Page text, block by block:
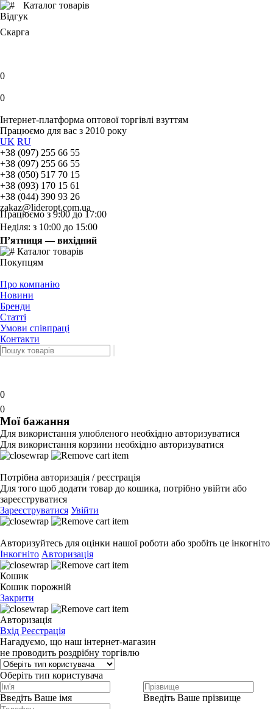
Каталог товарів
Відгук
Скарга
0
0
Інтернет-платформа оптової торгівлі взуттям
Працюємо для вас з 2010 року
UK RU
+38 (097) 255 66 55
+38 (097) 255 66 55
+38 (050) 517 70 15
+38 (093) 170 15 61
+38 (044) 390 93 26
zakaz@lideropt.com.ua
Працюємо з 9:00 до 17:00
Неділя: з 10:00 до 15:00
П’ятниця — вихідний
Каталог товарів
Покупцям
Про компанію
Новини
Бренди
Статті
Умови співпраці
Контакти
0
0
Мої бажання
Для використання улюбленого необхідно авторизуватися
Для використання корзини необхідно авторизуватися
Потрібна авторизація / реєстрація
Для того щоб додати товар до кошика, потрібно увійти або
зареєструватися
Зареєструватися Увійти
Авторизуйтесь для оцінки нашої роботи або зробіть це інкогніто
Інкогніто Авторизація
Кошик
Кошик порожній
Закрити
Авторизація
Вхід Реєстрація
Нагадуємо, що наш інтернет-магазин
не проводить роздрібну торгівлю
Оберіть тип користувача
Введіть Ваше імя Введіть Ваше прізвище